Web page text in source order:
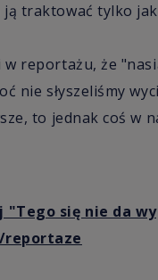
ją traktować tylko
reportażu, że
nie słyszeliśmy
to jednak coś w
się nie da
reportaze